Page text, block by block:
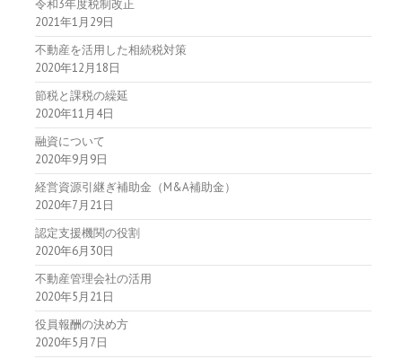
令和3年度税制改正
2021年1月29日
不動産を活用した相続税対策
2020年12月18日
節税と課税の繰延
2020年11月4日
融資について
2020年9月9日
経営資源引継ぎ補助金（M&A補助金）
2020年7月21日
認定支援機関の役割
2020年6月30日
不動産管理会社の活用
2020年5月21日
役員報酬の決め方
2020年5月7日